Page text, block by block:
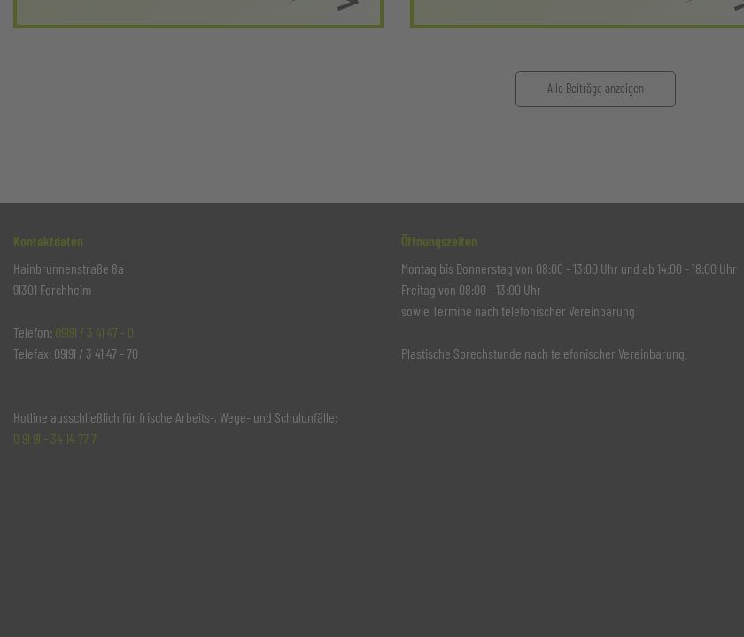
Alle Beiträge anzeigen
Kontaktdaten
Hainbrunnenstraße 8a
91301 Forchheim
Telefon: 09191 / 3 41 47 - 0
Telefax: 09191 / 3 41 47 - 70
Hotline ausschließlich für frische Arbeits-, Wege- und Schulunfälle:
0 91 91 - 34 14 77 7
Öffnungszeiten
Montag bis Donnerstag von 08:00 - 13:00 Uhr und ab 14:00 - 18:00 Uhr
Freitag von 08:00 - 13:00 Uhr
sowie Termine nach telefonischer Vereinbarung
Plastische Sprechstunde nach telefonischer Vereinbarung.